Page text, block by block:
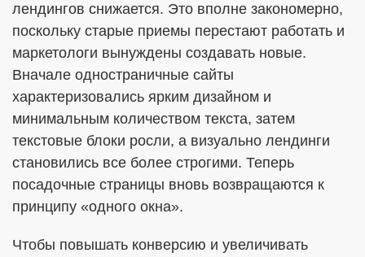
лендингов снижается. Это вполне закономерно,
поскольку старые приемы перестают работать и
маркетологи вынуждены создавать новые.
Вначале одностраничные сайты
характеризовались ярким дизайном и
минимальным количеством текста, затем
текстовые блоки росли, а визуально лендинги
становились все более строгими. Теперь
посадочные страницы вновь возвращаются к
принципу «одного окна».
Чтобы повышать конверсию и увеличивать